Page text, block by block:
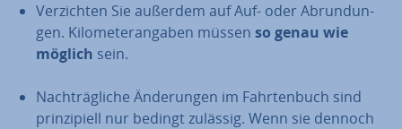
Ver­zich­ten Sie außerdem auf Auf- oder Ab­run­dun­
gen. Ki­lo­me­ter­an­ga­ben müssen so genau wie
möglich sein.
Nach­träg­li­che Än­de­run­gen im Fahr­ten­buch sind
prin­zi­pi­ell nur bedingt zulässig. Wenn sie dennoch